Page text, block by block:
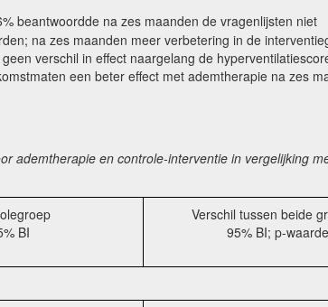
beantwoordde na zes maanden de vragenlijsten niet
na zes maanden meer verbetering in de
verschil in effect naargelang de
een beter effect met ademtherapie na zes
ademtherapie en controle-interventie in vergelijking
BI
Verschil tussen beide
95% BI; p-waarde